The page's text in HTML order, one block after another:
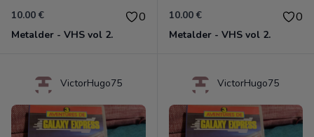
10.00 € 0
Metalder - VHS vol 2.
10.00 € 0
Metalder - VHS vol 2.
VictorHugo75 VictorHugo75